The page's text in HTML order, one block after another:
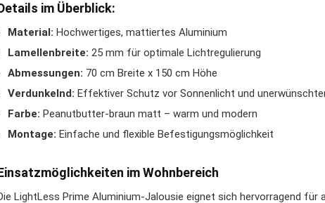
im Überblick:
Material: Hochwertiges, mattiertes Aluminium
Lamellenbreite: 25 mm für optimale Lichtregulierung
Abmessungen: 70 cm Breite x 150 cm Höhe
Verdunkelnd: Effektiver Schutz vor Sonnenlicht und
Farbe: Peanutbutter-braun matt – warm und modern
Montage: Einfache und flexible Befestigungsmöglichkeit
im Wohnbereich
LightLess Prime Aluminium-Jalousie eignet sich hervorragend für